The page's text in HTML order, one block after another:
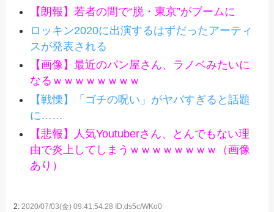
【朗報】若者の間で“脱・東京”がブームに
ロッキン2020に出演するはずだったアーティ
スが発表される
【画像】最近のパン屋さん、ラノベみたいに
なるｗｗｗｗｗｗｗｗ
【戦慄】「ゴチの呪い」がヤバすぎると話題
に……
【悲報】人気Youtuberさん、とんでもない理
由で炎上してしまうｗｗｗｗｗｗｗｗ（画像
あり）
2:2020/07/03(金) 09:41:54.28 ID:ds5c/WKo0